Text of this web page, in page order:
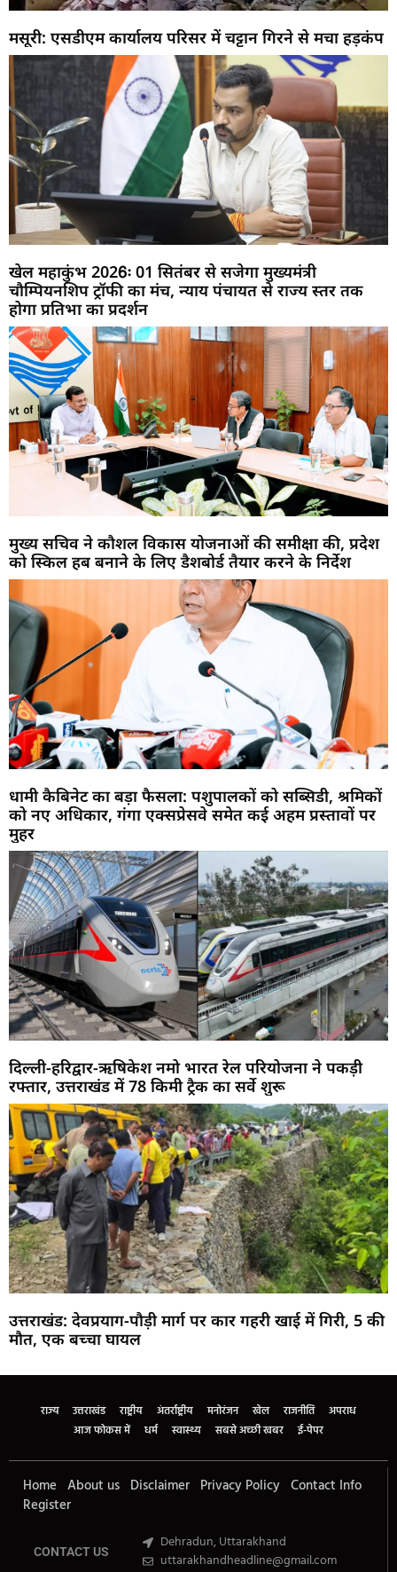
मसूरी: एसडीएम कार्यालय परिसर में चट्टान गिरने से मचा हड़कंप
खेल महाकुंभ 2026ः 01 सितंबर से सजेगा मुख्यमंत्री
चौम्पियनशिप ट्रॉफी का मंच, न्याय पंचायत से राज्य स्तर तक
होगा प्रतिभा का प्रदर्शन
मुख्य सचिव ने कौशल विकास योजनाओं की समीक्षा की, प्रदेश
को स्किल हब बनाने के लिए डैशबोर्ड तैयार करने के निर्देश
धामी कैबिनेट का बड़ा फैसला: पशुपालकों को सब्सिडी, श्रमिकों
को नए अधिकार, गंगा एक्सप्रेसवे समेत कई अहम प्रस्तावों पर
मुहर
दिल्ली-हरिद्वार-ऋषिकेश नमो भारत रेल परियोजना ने पकड़ी
रफ्तार, उत्तराखंड में 78 किमी ट्रैक का सर्वे शुरू
उत्तराखंड: देवप्रयाग-पौड़ी मार्ग पर कार गहरी खाई में गिरी, 5 की
मौत, एक बच्चा घायल
राज्य उत्तराखंड राष्ट्रीय अंतर्राष्ट्रीय मनोरंजन खेल राजनीति
अपराध
आज फोकस में
धर्म स्वास्थ्य सबसे अच्छी खबर ई-पेपर
Home About us Disclaimer Privacy Policy Contact Info
Register
CONTACT US
Dehradun, Uttarakhand
uttarakhandheadline@gmail.com